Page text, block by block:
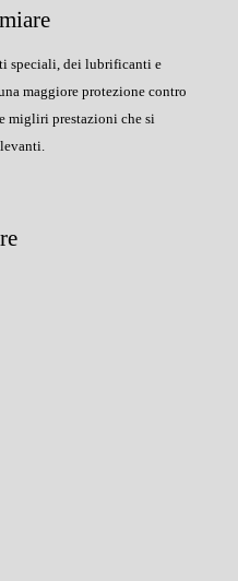
speciali, dei lubrificanti e
maggiore protezione contro
migliri prestazioni che si